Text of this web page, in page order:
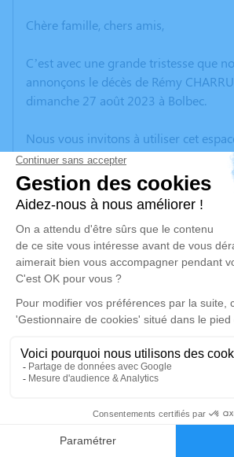
Faire-part
Chère famille, chers amis,
C’est avec une grande tristesse que
annonçons le décès de Rémy
dimanche 27 août 2023 à Bolbec.
Nous vous invitons à utiliser cet
vos condoléances, partager des
anecdote ou exprimer vos pensées à
poèmes ou des textes. Cet endroit est
d'expression dédié à honorer la
CHARRUE.
Un service de plantation d’arbre
disponible ici.
Je
Cérémonie civile
Complexe Funéraire de Le
rue maryse bastié